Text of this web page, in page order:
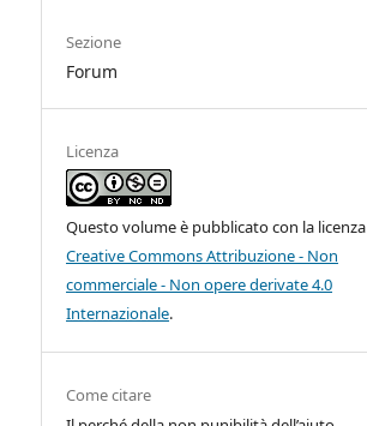
Sezione
Forum
Licenza
Questo volume è pubblicato con la licenza
Creative Commons Attribuzione - Non
commerciale - Non opere derivate 4.0
Internazionale.
Come citare